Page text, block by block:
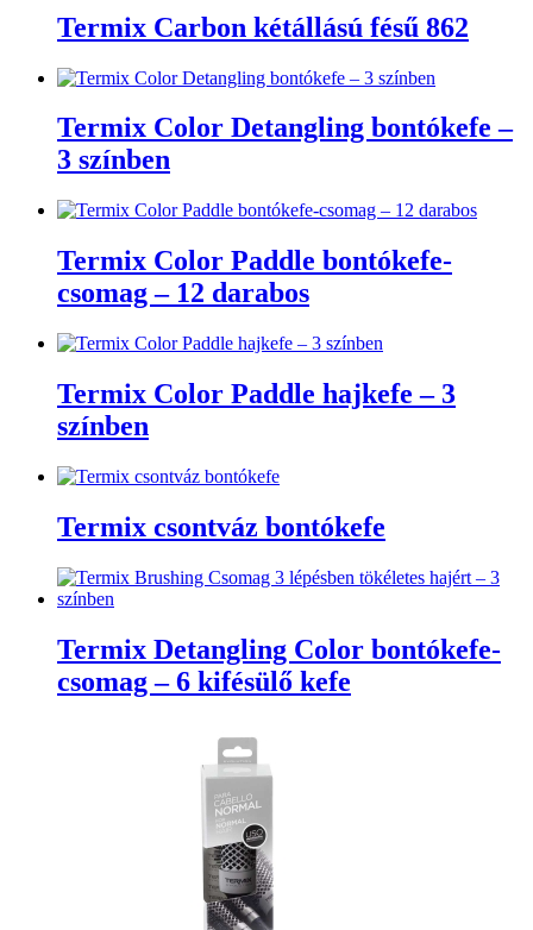
Termix Carbon kétállású fésű 862
Termix Color Detangling bontókefe –
3 színben
Termix Color Paddle bontókefe-
csomag – 12 darabos
Termix Color Paddle hajkefe – 3
színben
Termix csontváz bontókefe
Termix Detangling Color bontókefe-
csomag – 6 kifésülő kefe